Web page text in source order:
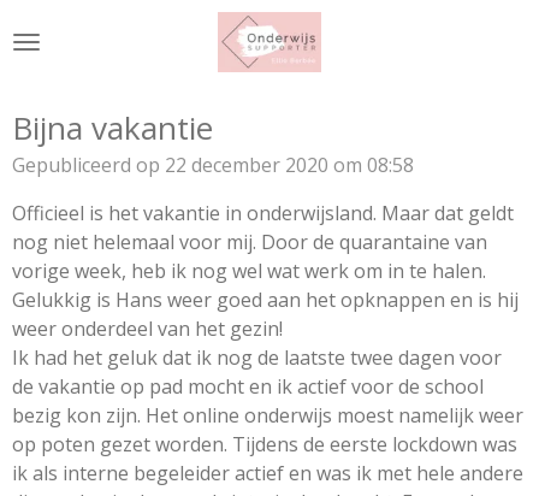
direct
hoofdinhoud
Bijna vakantie
Gepubliceerd op 22 december 2020 om 08:58
Officieel is het vakantie in onderwijsland. Maar dat geldt
nog niet helemaal voor mij. Door de quarantaine van
vorige week, heb ik nog wel wat werk om in te halen.
Gelukkig is Hans weer goed aan het opknappen en is hij
weer onderdeel van het gezin!
Ik had het geluk dat ik nog de laatste twee dagen voor
de vakantie op pad mocht en ik actief voor de school
bezig kon zijn. Het online onderwijs moest namelijk weer
op poten gezet worden. Tijdens de eerste lockdown was
ik als interne begeleider actief en was ik met hele andere